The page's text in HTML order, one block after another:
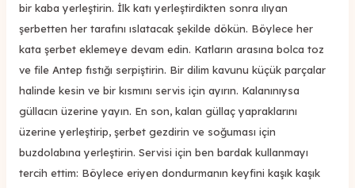
bir kaba yerleştirin. İlk katı yerleştirdikten sonra ılıyan
şerbetten her tarafını ıslatacak şekilde dökün. Böylece her
kata şerbet eklemeye devam edin. Katların arasına bolca toz
ve file Antep fıstığı serpiştirin. Bir dilim kavunu küçük parçalar
halinde kesin ve bir kısmını servis için ayırın. Kalanınıysa
güllacın üzerine yayın. En son, kalan güllaç yapraklarını
üzerine yerleştirip, şerbet gezdirin ve soğuması için
buzdolabına yerleştirin. Servisi için ben bardak kullanmayı
tercih ettim: Böylece eriyen dondurmanın keyfini kaşık kaşık